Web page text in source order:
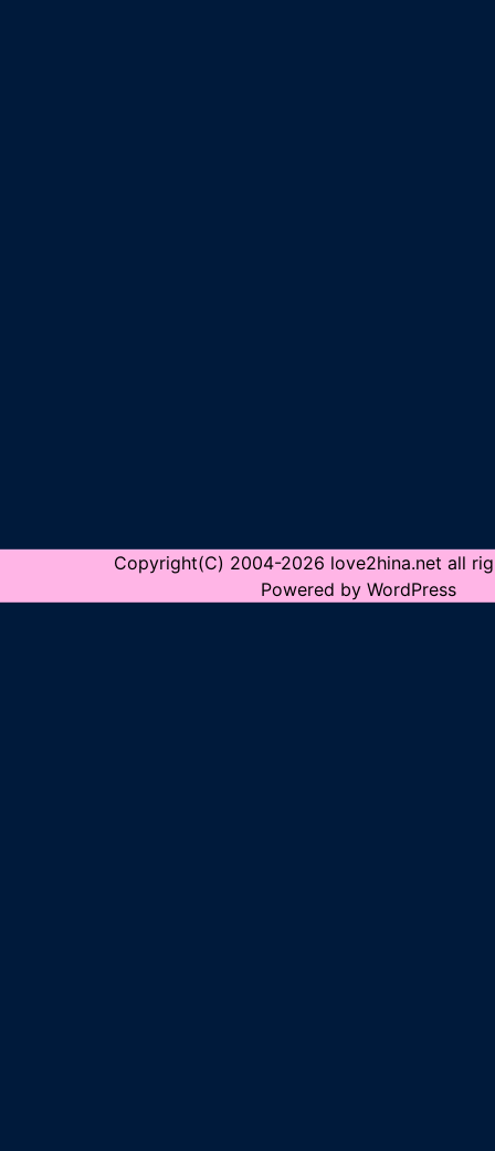
Copyright(C) 2004-2026 love2hina.net all
Powered by WordPress